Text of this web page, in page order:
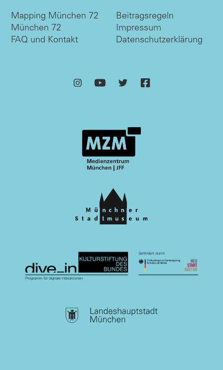
Mapping München 72
München 72
FAQ und Kontakt
Beitragsregeln
Impressum
Datenschutzerklärung